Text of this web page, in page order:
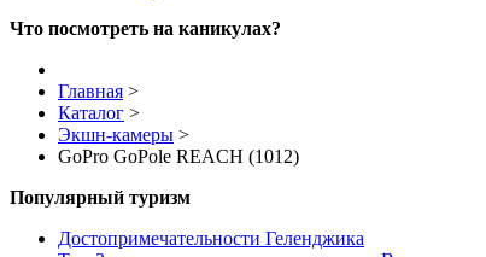
Что посмотреть на каникулах?
Главная >
Каталог >
Экшн-камеры >
GoPro GoPole REACH (1012)
Популярный туризм
Достопримечательности Геленджика